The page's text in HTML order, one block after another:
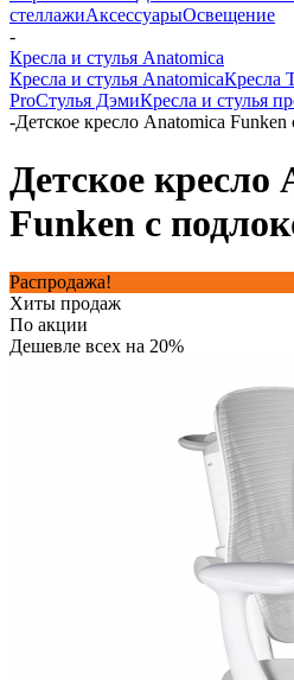
стеллажиАксессуарыОсвещение
-
Кресла и стулья Anatomica
Кресла и стулья AnatomicaКресла
ProСтулья ДэмиКресла и стулья
-Детское кресло Anatomica
Детское кресло
Funken с
Распродажа!
Хиты продаж
По акции
Дешевле всех на 20%